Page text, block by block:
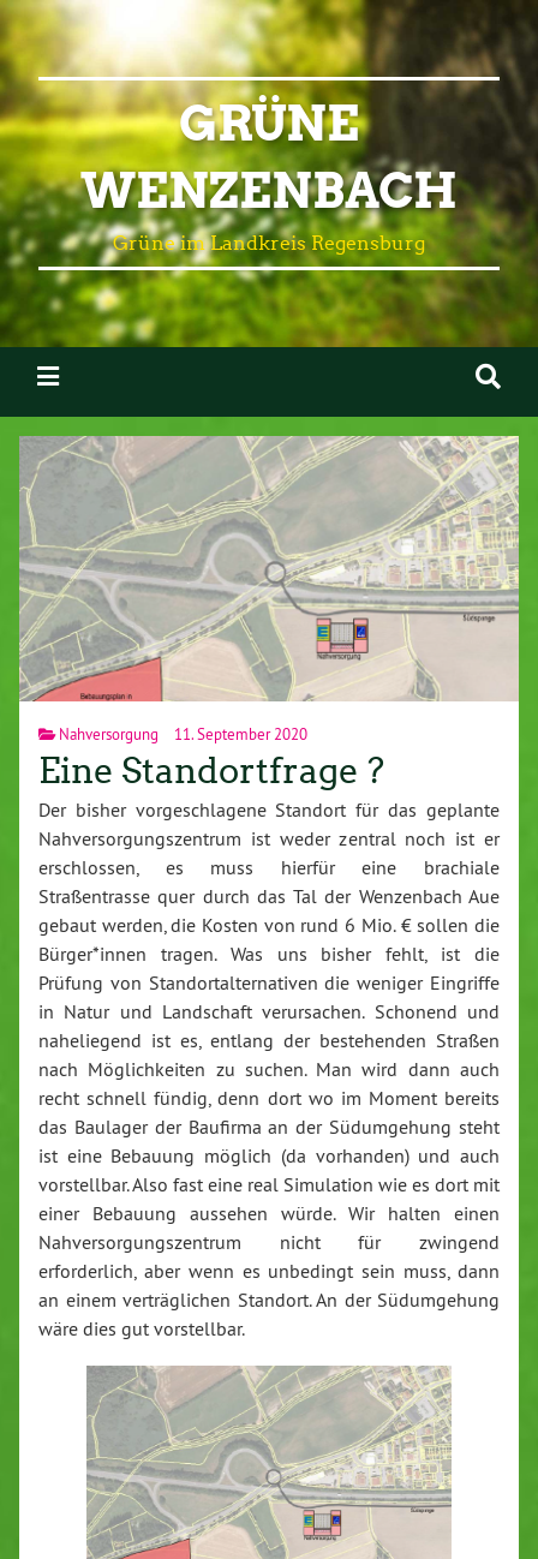
GRÜNE
WENZENBACH
Grüne im Landkreis Regensburg
Nahversorgung 11. September 2020
Eine Standortfrage ?
Der bisher vorgeschlagene Standort für das geplante
Nahversorgungszentrum ist weder zentral noch ist er
erschlossen, es muss hierfür eine brachiale
Straßentrasse quer durch das Tal der Wenzenbach Aue
gebaut werden, die Kosten von rund 6 Mio. € sollen die
Bürger*innen tragen. Was uns bisher fehlt, ist die
Prüfung von Standortalternativen die weniger Eingriffe
in Natur und Landschaft verursachen. Schonend und
naheliegend ist es, entlang der bestehenden Straßen
nach Möglichkeiten zu suchen. Man wird dann auch
recht schnell fündig, denn dort wo im Moment bereits
das Baulager der Baufirma an der Südumgehung steht
ist eine Bebauung möglich (da vorhanden) und auch
vorstellbar. Also fast eine real Simulation wie es dort mit
einer Bebauung aussehen würde. Wir halten einen
Nahversorgungszentrum nicht für zwingend
erforderlich, aber wenn es unbedingt sein muss, dann
an einem verträglichen Standort. An der Südumgehung
wäre dies gut vorstellbar.